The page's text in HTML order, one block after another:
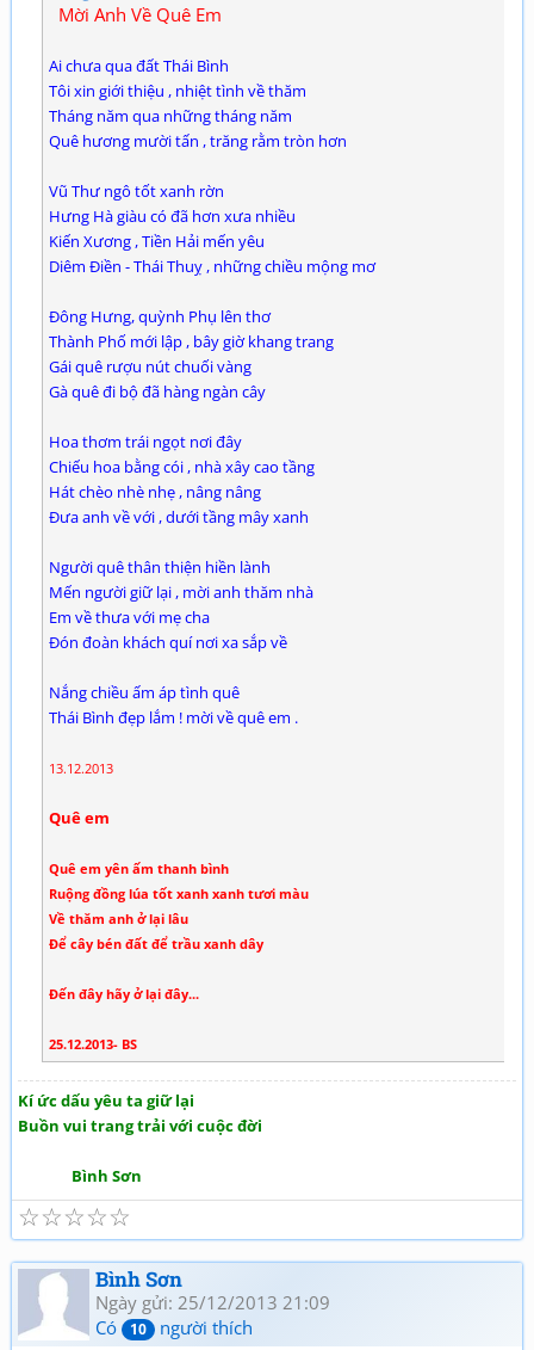
Mời Anh Về Quê Em
Ai chưa qua đất Thái Bình
Tôi xin giới thiệu , nhiệt tình về thăm
Tháng năm qua những tháng năm
Quê hương mười tấn , trăng rằm tròn hơn
Vũ Thư ngô tốt xanh rờn
Hưng Hà giàu có đã hơn xưa nhiều
Kiến Xương , Tiền Hải mến yêu
Diêm Điền - Thái Thuỵ , những chiều mộng mơ
Đông Hưng, quỳnh Phụ lên thơ
Thành Phố mới lập , bây giờ khang trang
Gái quê rượu nút chuối vàng
Gà quê đi bộ đã hàng ngàn cây
Hoa thơm trái ngọt nơi đây
Chiếu hoa bằng cói , nhà xây cao tầng
Hát chèo nhè nhẹ , nâng nâng
Đưa anh về với , dưới tầng mây xanh
Người quê thân thiện hiền lành
Mến người giữ lại , mời anh thăm nhà
Em về thưa với mẹ cha
Đón đoàn khách quí nơi xa sắp về
Nắng chiều ấm áp tình quê
Thái Bình đẹp lắm ! mời về quê em .
13.12.2013
Quê em
Quê em yên ấm thanh bình
Ruộng đồng lúa tốt xanh xanh tươi màu
Về thăm anh ở lại lâu
Để cây bén đất để trầu xanh dây
Đến đây hãy ở lại đây...
25.12.2013- BS
Kí ức dấu yêu ta giữ lại
Buồn vui trang trải với cuộc đời
Bình Sơn
☆
☆
☆
☆
☆
Bình Sơn
Ngày gửi: 25/12/2013 21:09
Có
10 người thích